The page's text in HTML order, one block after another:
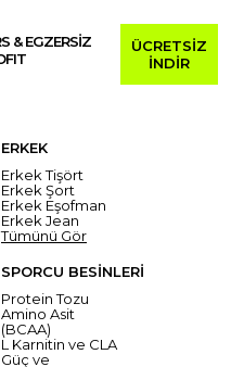
& EGZERSİZ
ÜCRETSİZ
İNDİR
ERKEK
Erkek Tişört
Erkek Şort
Erkek Eşofman
Erkek Jean
Tümünü Gör
SPORCU BESİNLERİ
Protein Tozu
Amino Asit
(BCAA)
L Karnitin ve CLA
Güç ve